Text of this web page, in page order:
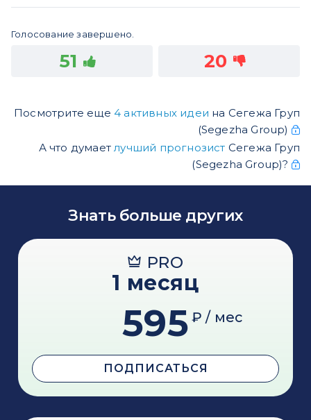
Голосование завершено.
51 20
Посмотрите еще 4 активных идеи на Сегежа Груп
(Segezha Group)
А что думаетлучший прогнозист Сегежа Груп
(Segezha Group)?
Знать больше других
PRO
1 месяц
595 ₽ / мес
ПОДПИСАТЬСЯ